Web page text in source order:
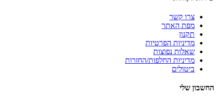
צרו קשר
מפת האתר
תקנון
מדיניות הפרטיות
שאלות נפוצות
מדיניות החלפות/החזרות
ביטולים
החשבון שלי